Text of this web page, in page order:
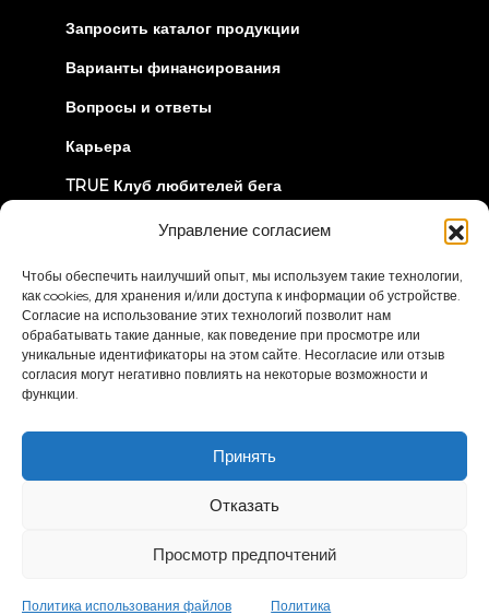
Управление согласием
Чтобы обеспечить наилучший опыт, мы используем такие технологии,
как cookies, для хранения и/или доступа к информации об устройстве.
Согласие на использование этих технологий позволит нам
обрабатывать такие данные, как поведение при просмотре или
уникальные идентификаторы на этом сайте. Несогласие или отзыв
согласия могут негативно повлиять на некоторые возможности и
функции.
Принять
Отказать
Просмотр предпочтений
Политика использования файлов Политика
new
Запросить каталог продукции
Варианты финансирования
Вопросы и ответы
Карьера
TRUE Клуб любителей бега
Информация об отзыве
ДАВАЙТЕ СОЕДИНИМСЯ
© 2026 True Fitness. All Rights Reserved
Политика
Условия и положения
Заявление о доступности